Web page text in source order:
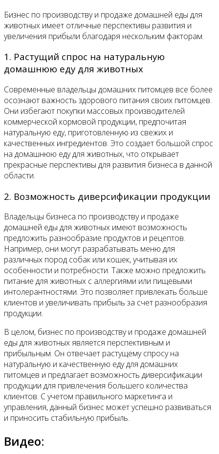
Бизнес по производству и продаже домашней еды для
животных имеет отличные перспективы развития и
увеличения прибыли благодаря нескольким факторам.
1. Растущий спрос на натуральную
домашнюю еду для животных
Современные владельцы домашних питомцев все более
осознают важность здорового питания своих питомцев.
Они избегают покупки массовых производителей
коммерческой кормовой продукции, предпочитая
натуральную еду, приготовленную из свежих и
качественных ингредиентов. Это создает большой спрос
на домашнюю еду для животных, что открывает
прекрасные перспективы для развития бизнеса в данной
области.
2. Возможность диверсификации продукции
Владельцы бизнеса по производству и продаже
домашней еды для животных имеют возможность
предложить разнообразие продуктов и рецептов.
Например, они могут разрабатывать меню для
различных пород собак или кошек, учитывая их
особенности и потребности. Также можно предложить
питание для животных с аллергиями или пищевыми
интолерантностями. Это позволяет привлекать больше
клиентов и увеличивать прибыль за счет разнообразия
продукции.
В целом, бизнес по производству и продаже домашней
еды для животных является перспективным и
прибыльным. Он отвечает растущему спросу на
натуральную и качественную еду для домашних
питомцев и предлагает возможность диверсификации
продукции для привлечения большего количества
клиентов. С учетом правильного маркетинга и
управления, данный бизнес может успешно развиваться
и приносить стабильную прибыль.
Видео: